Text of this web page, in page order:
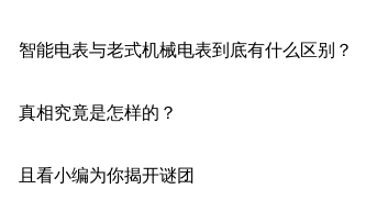
智能电表与老式机械电表到底有什么区别？
真相究竟是怎样的？
且看小编为你揭开谜团